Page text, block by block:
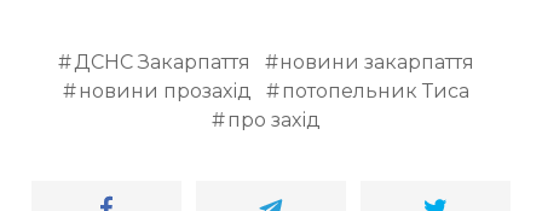
ДСНС Закарпаття
новини закарпаття
новини прозахід
потопельник Тиса
про захід